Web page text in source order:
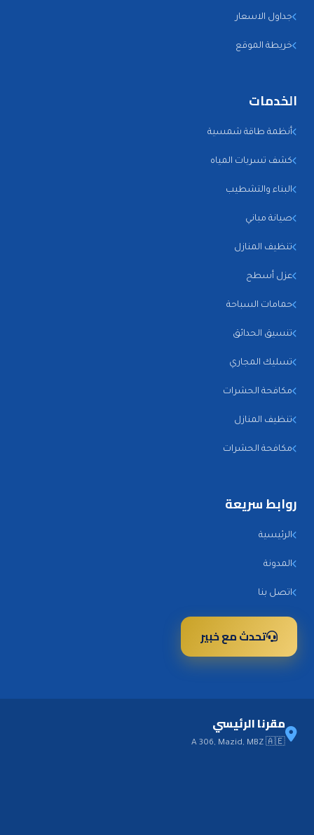
جداول الاسعار
خريطة الموقع
الخدمات
أنظمة طاقة شمسية
كشف تسربات المياه
البناء والتشطيب
صيانة مباني
تنظيف المنازل
عزل أسطح
حمامات السباحة
تنسيق الحدائق
تسليك المجاري
مكافحة الحشرات
تنظيف المنازل
مكافحة الحشرات
روابط سريعة
الرئيسية
المدونة
اتصل بنا
تحدث مع خبير
مقرنا الرئيسي
A 306, Mazid, MBZ 🇦🇪